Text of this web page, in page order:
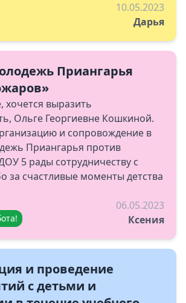
10.05.2023
Дарья
Приангарья
хочется выразить
Ольге Георгиевне Кошкиной.
и сопровождение в
Приангарья против
5 рады сотрудничеству с
за счастливые моменты детства
06.05.2023
Ксения
и проведение
с детьми и